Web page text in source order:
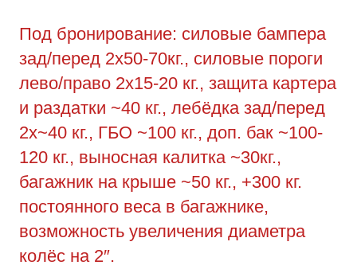
Под бронирование: силовые бампера
зад/перед 2х50-70кг., силовые пороги
лево/право 2х15-20 кг., защита картера
и раздатки ~40 кг., лебёдка зад/перед
2х~40 кг., ГБО ~100 кг., доп. бак ~100-
120 кг., выносная калитка ~30кг.,
багажник на крыше ~50 кг., +300 кг.
постоянного веса в багажнике,
возможность увеличения диаметра
колёс на 2″.